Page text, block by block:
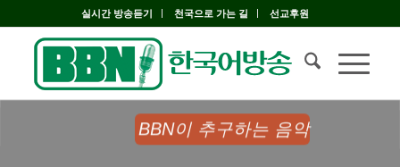
실시간 방송듣기 천국으로 가는 길 선교후원